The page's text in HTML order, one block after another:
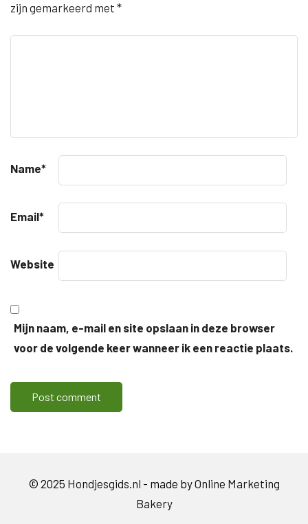
zijn gemarkeerd met *
Name*
Email*
Website
Mijn naam, e-mail en site opslaan in deze browser
voor de volgende keer wanneer ik een reactie plaats.
© 2025 Hondjesgids.nl - made byOnline Marketing
Bakery